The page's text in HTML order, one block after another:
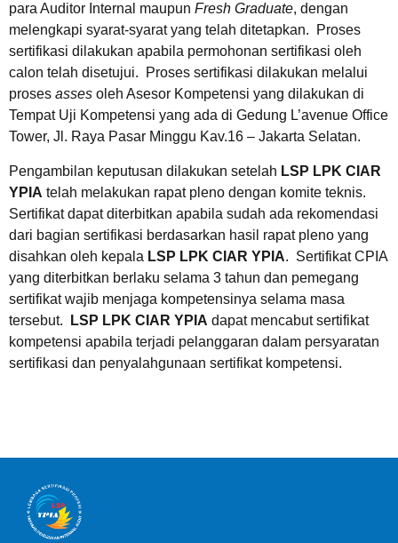
para Auditor Internal maupun Fresh Graduate, dengan
melengkapi syarat-syarat yang telah ditetapkan. Proses
sertifikasi dilakukan apabila permohonan sertifikasi oleh
calon telah disetujui. Proses sertifikasi dilakukan melalui
proses asses oleh Asesor Kompetensi yang dilakukan di
Tempat Uji Kompetensi yang ada di Gedung L’avenue Office
Tower, Jl. Raya Pasar Minggu Kav.16 – Jakarta Selatan.
Pengambilan keputusan dilakukan setelah LSP LPK CIAR
YPIA telah melakukan rapat pleno dengan komite teknis.
Sertifikat dapat diterbitkan apabila sudah ada rekomendasi
dari bagian sertifikasi berdasarkan hasil rapat pleno yang
disahkan oleh kepala LSP LPK CIAR YPIA. Sertifikat CPIA
yang diterbitkan berlaku selama 3 tahun dan pemegang
sertifikat wajib menjaga kompetensinya selama masa
tersebut.
LSP LPK CIAR YPIA dapat mencabut sertifikat
kompetensi apabila terjadi pelanggaran dalam persyaratan
sertifikasi dan penyalahgunaan sertifikat kompetensi.